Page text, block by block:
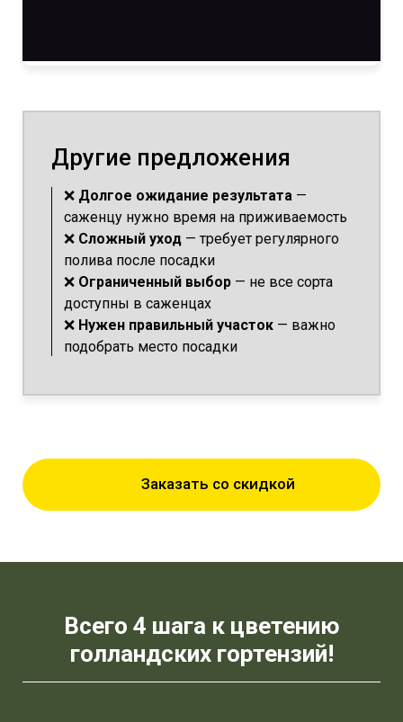
Другие предложения
❌ Долгое ожидание результата —
саженцу нужно время на приживаемость
❌ Сложный уход— требует регулярного
полива после посадки
❌ Ограниченный выбор— не все сорта
доступны в саженцах
❌ Нужен правильный участок — важно
подобрать место посадки
Заказать со скидкой
Всего 4 шага к цветению
голландских гортензий!